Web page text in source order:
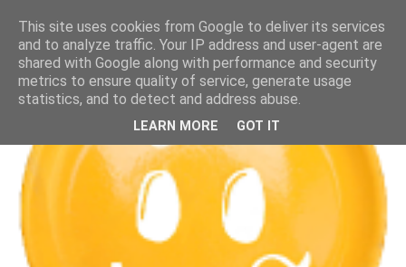
This site uses cookies from Google to deliver its services
and to analyze traffic. Your IP address and user-agent are
shared with Google along with performance and security
metrics to ensure quality of service, generate usage
statistics, and to detect and address abuse.
LEARN MORE GOT IT